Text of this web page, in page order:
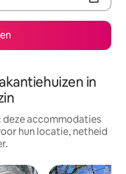
in
deze accommodaties
hun locatie, netheid